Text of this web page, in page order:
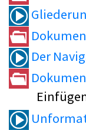
Der